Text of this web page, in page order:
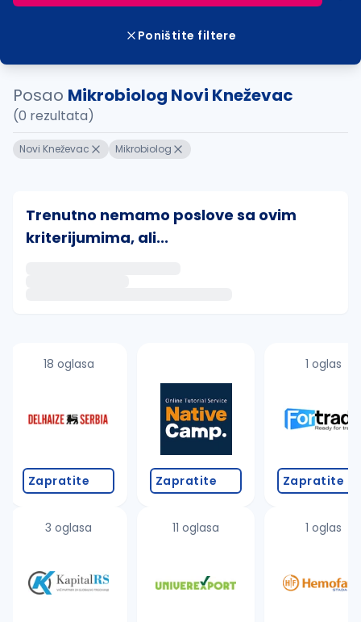
Poništite filtere
Posao Mikrobiolog Novi Kneževac
(0 rezultata)
Novi Kneževac Mikrobiolog
Trenutno nemamo poslove sa ovim
kriterijumima, ali...
proverite pravopisne greške (koristite č, ć, š, đ,
povećajte radijus za odabrani grad
promenite odabrane filtere pretrage
18 oglasa
Zapratite
3 oglasa
Zapratite
11 oglasa
1 oglas
Zapratite
1 oglas